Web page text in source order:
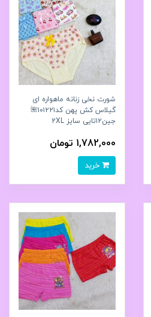
شورت نخی زنانه ماهواره‌ ای
گیلاس کش پهن کد۱۰۱۲۲۱🌺
جین۱۲تایی سایز 2XL
1,782,000 تومان